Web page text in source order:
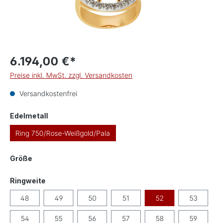
6.194,00 €*
Preise inkl. MwSt. zzgl. Versandkosten
Versandkostenfrei
Edelmetall
Ring 750/Rose-Weißgold/Pala
Größe
Ringweite
48 49 50 51 52 53
54 55 56 57 58 59